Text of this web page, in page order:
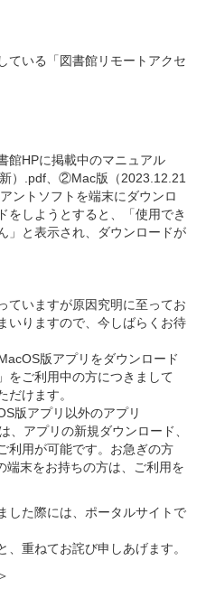
ている「図書館リモートアクセ
HPに掲載中のマニュアル
）.pdf、②Mac版（2023.12.21
ントソフトを端末にダウンロ
をしようとすると、「使用でき
」と表示され、ダウンロードが
ていますが原因究明に至ってお
いりますので、今しばらくお待
版アプリをダウンロード
をご利用中の方につきまして
だけます。
版アプリ以外のアプリ
、アプリの新規ダウンロード、
利用が可能です。お急ぎの方
端末をお持ちの方は、ご利用を
した際には、ポータルサイトで
重ねてお詫び申しあげます。